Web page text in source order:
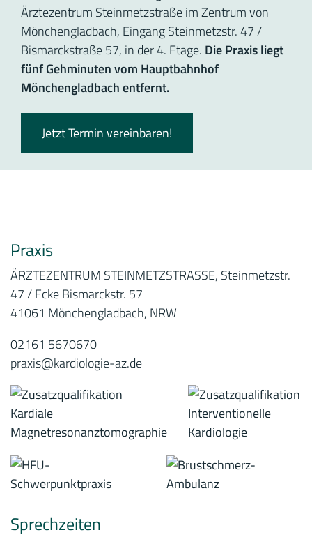
Ärztezentrum Steinmetzstraße im Zentrum von
Mönchengladbach, Eingang Steinmetzstr. 47 /
Bismarckstraße 57, in der 4. Etage. Die Praxis liegt
fünf Gehminuten vom Hauptbahnhof
Mönchengladbach entfernt.
Jetzt Termin vereinbaren!
Praxis
ÄRZTEZENTRUM STEINMETZSTRASSE, Steinmetzstr.
47 / Ecke Bismarckstr. 57
41061 Mönchengladbach, NRW
02161 5670670
praxis@kardiologie-az.de
Sprechzeiten